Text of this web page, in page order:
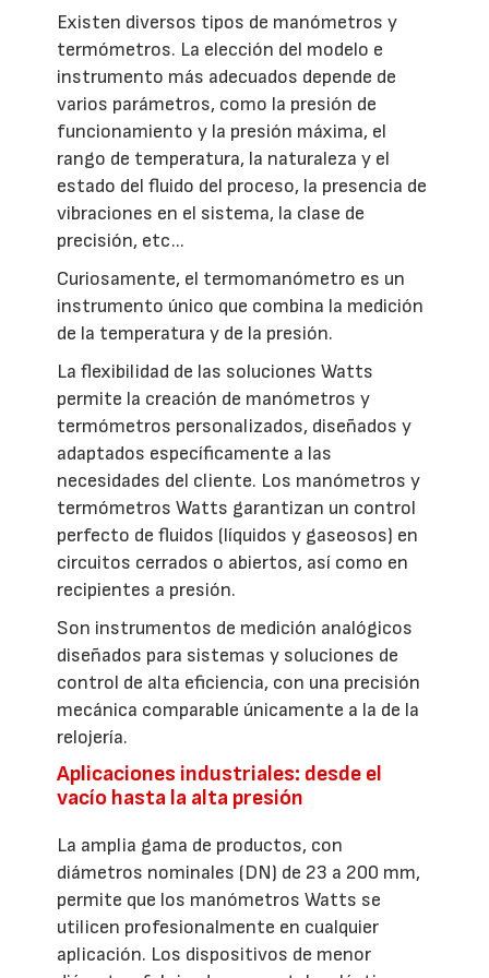
Existen diversos tipos de manómetros y
termómetros. La elección del modelo e
instrumento más adecuados depende de
varios parámetros, como la presión de
funcionamiento y la presión máxima, el
rango de temperatura, la naturaleza y el
estado del fluido del proceso, la presencia de
vibraciones en el sistema, la clase de
precisión, etc...
Curiosamente, el termomanómetro es un
instrumento único que combina la medición
de la temperatura y de la presión.
La flexibilidad de las soluciones Watts
permite la creación de manómetros y
termómetros personalizados, diseñados y
adaptados específicamente a las
necesidades del cliente. Los manómetros y
termómetros Watts garantizan un control
perfecto de fluidos (líquidos y gaseosos) en
circuitos cerrados o abiertos, así como en
recipientes a presión.
Son instrumentos de medición analógicos
diseñados para sistemas y soluciones de
control de alta eficiencia, con una precisión
mecánica comparable únicamente a la de la
relojería.
Aplicaciones industriales: desde el
vacío hasta la alta presión
La amplia gama de productos, con
diámetros nominales (DN) de 23 a 200 mm,
permite que los manómetros Watts se
utilicen profesionalmente en cualquier
aplicación. Los dispositivos de menor